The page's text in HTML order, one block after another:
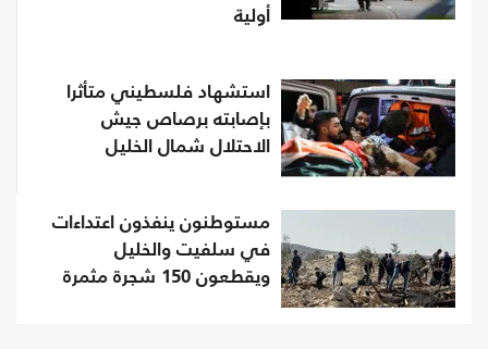
أولية
استشهاد فلسطيني متأثرا
بإصابته برصاص جيش
الاحتلال شمال الخليل
مستوطنون ينفذون اعتداءات
في سلفيت والخليل
ويقطعون 150 شجرة مثمرة